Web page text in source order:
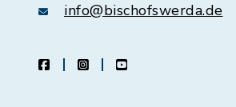
info@bischofswerda.de
facebookinstagramyoutube